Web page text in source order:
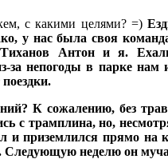
с какими целями? =)
у нас была своя
Антон и я.
непогоды в парке
К сожалению, без
с трамплина, но,
и приземлился прямо
неделю он